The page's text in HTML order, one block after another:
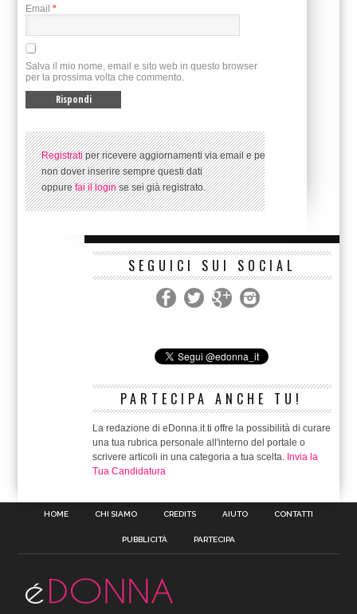
Email *
Salva il mio nome, email e sito web in questo browser
per la prossima volta che commento.
Registratiper ricevere aggiornamenti via email e per
non dover inserire sempre questi dati
oppurefai il loginse sei già registrato.
SEGUICI SUI SOCIAL
PARTECIPA ANCHE TU!
La redazione di eDonna.it ti offre la possibilità di curare
una tua rubrica personale all'interno del portale o
scrivere articoli in una categoria a tua scelta. Invia la
Tua Candidatura
HOME CHI SIAMO CREDITS AIUTO CONTATTI
PUBBLICITÀ PARTECIPA